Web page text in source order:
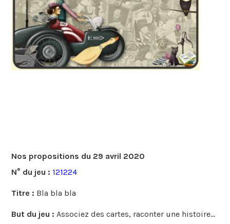
Nos propositions du 29 avril 2020
N° du jeu : 121224
Titre : Bla bla bla
But du jeu : Associez des cartes, raconter une histoire…